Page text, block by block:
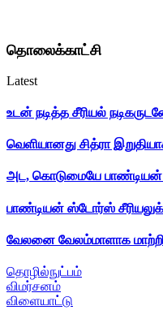
தொலைக்காட்சி
Latest
உடன் நடித்த சீரியல்
வெளியானது சித்ரா
அட, கொடுமையே பாண்டியன்
பாண்டியன் ஸ்டோர்ஸ்
வேலனை வேலம்மாளாக
தொழில்நுட்பம்
விமர்சனம்
விளையாட்டு